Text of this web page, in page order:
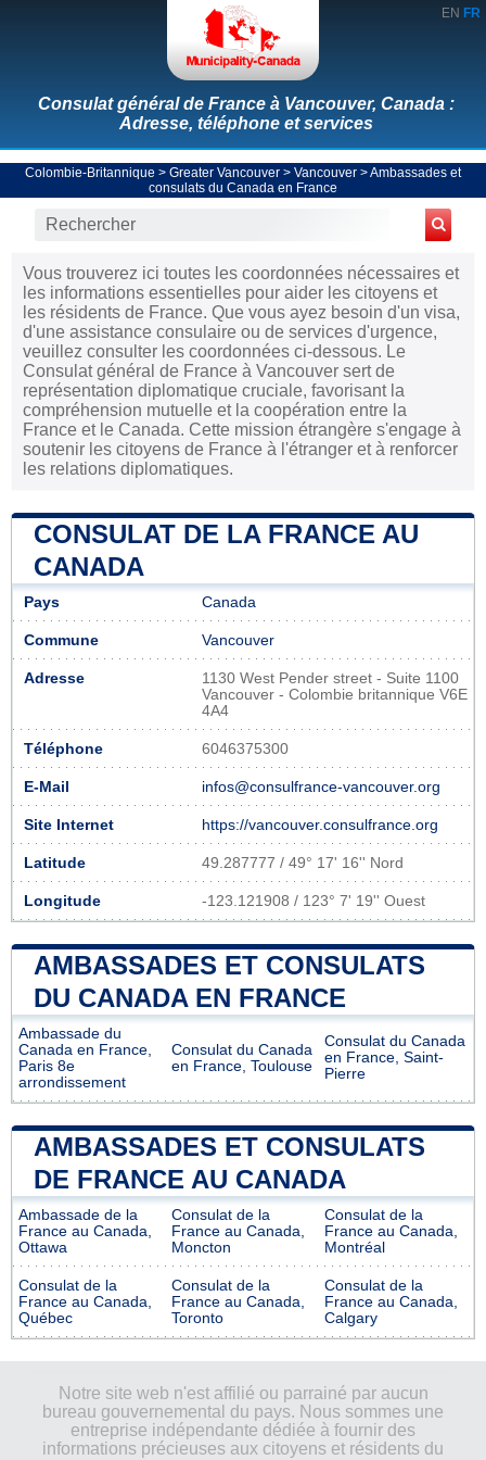
EN FR
Consulat général de France à Vancouver, Canada :
Adresse, téléphone et services
Colombie-Britannique > Greater Vancouver > Vancouver >Ambassades et
consulats du Canada en France
Vous trouverez ici toutes les coordonnées nécessaires et
les informations essentielles pour aider les citoyens et
les résidents de France. Que vous ayez besoin d'un visa,
d'une assistance consulaire ou de services d'urgence,
veuillez consulter les coordonnées ci-dessous. Le
Consulat général de France à Vancouver sert de
représentation diplomatique cruciale, favorisant la
compréhension mutuelle et la coopération entre la
France et le Canada. Cette mission étrangère s'engage à
soutenir les citoyens de France à l'étranger et à renforcer
les relations diplomatiques.
CONSULAT DE LA FRANCE AU
CANADA
Pays Canada
Commune Vancouver
Adresse
1130 West Pender street - Suite 1100
Vancouver - Colombie britannique V6E
4A4
Téléphone 6046375300
E-Mail infos@consulfrance-vancouver.org
Site Internet https://vancouver.consulfrance.org
Latitude 49.287777 / 49° 17' 16'' Nord
Longitude -123.121908 / 123° 7' 19'' Ouest
AMBASSADES ET CONSULATS
DU CANADA EN FRANCE
Ambassade du
Canada en France,
Paris 8e
arrondissement
Consulat du Canada
en France, Toulouse
Consulat du Canada
en France, Saint-
Pierre
AMBASSADES ET CONSULATS
DE FRANCE AU CANADA
Ambassade de la
France au Canada,
Ottawa
Consulat de la
France au Canada,
Moncton
Consulat de la
France au Canada,
Montréal
Consulat de la
France au Canada,
Québec
Consulat de la
France au Canada,
Toronto
Consulat de la
France au Canada,
Calgary
Notre site web n'est affilié ou parrainé par aucun
bureau gouvernemental du pays. Nous sommes une
entreprise indépendante dédiée à fournir des
informations précieuses aux citoyens et résidents du